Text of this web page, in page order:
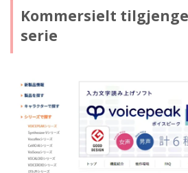
Kommersielt
serie